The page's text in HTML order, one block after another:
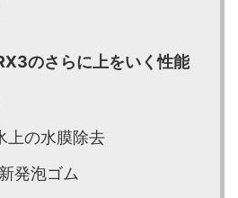
のさらに上をいく性能
上の水膜除去
発泡ゴム